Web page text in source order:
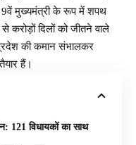
9वें मुख्यमंत्री के रूप में शपथ
करोड़ों दिलों को जीतने वाले
की कमान संभालकर
हैं।
121 विधायकों का साथ